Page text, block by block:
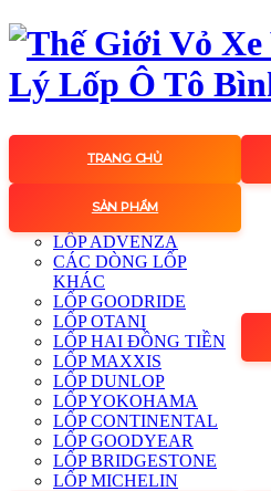
TRANG CHỦ
SẢN PHẨM
LỐP ADVENZA
CÁC DÒNG LỐP
KHÁC
LỐP GOODRIDE
LỐP OTANI
LỐP HAI ĐỒNG TIỀN
LỐP MAXXIS
LỐP DUNLOP
LỐP YOKOHAMA
LỐP CONTINENTAL
LỐP GOODYEAR
LỐP BRIDGESTONE
LỐP MICHELIN